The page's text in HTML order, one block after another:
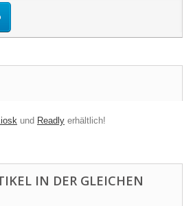
und Readly erhältlich!
IN DER GLEICHEN